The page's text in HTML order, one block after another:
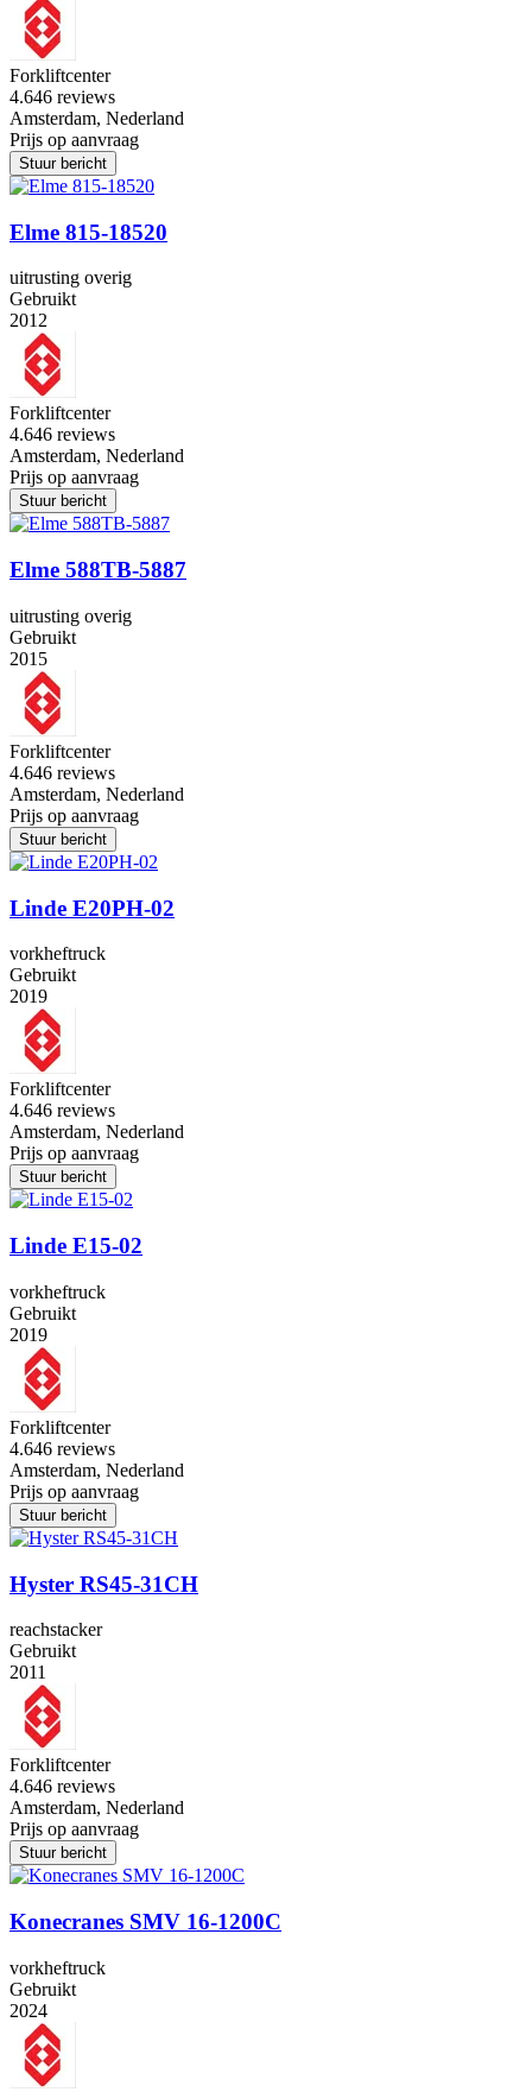
Forkliftcenter
4.646 reviews
Amsterdam, Nederland
Prijs op aanvraag
Stuur bericht
Elme 815-18520
uitrusting overig
Gebruikt
2012
Forkliftcenter
4.646 reviews
Amsterdam, Nederland
Prijs op aanvraag
Stuur bericht
Elme 588TB-5887
uitrusting overig
Gebruikt
2015
Forkliftcenter
4.646 reviews
Amsterdam, Nederland
Prijs op aanvraag
Stuur bericht
Linde E20PH-02
vorkheftruck
Gebruikt
2019
Forkliftcenter
4.646 reviews
Amsterdam, Nederland
Prijs op aanvraag
Stuur bericht
Linde E15-02
vorkheftruck
Gebruikt
2019
Forkliftcenter
4.646 reviews
Amsterdam, Nederland
Prijs op aanvraag
Stuur bericht
Hyster RS45-31CH
reachstacker
Gebruikt
2011
Forkliftcenter
4.646 reviews
Amsterdam, Nederland
Prijs op aanvraag
Stuur bericht
Konecranes SMV 16-1200C
vorkheftruck
Gebruikt
2024